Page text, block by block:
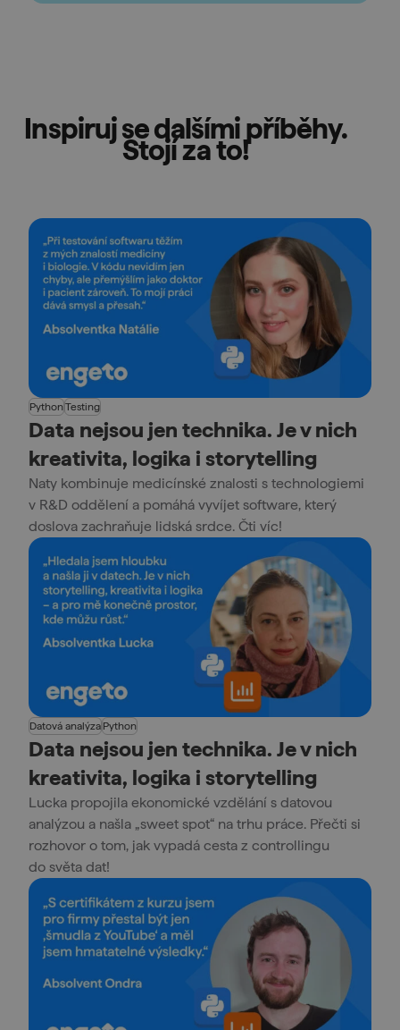
Inspiruj se dalšími příběhy.
Stojí za to!
Python Testing
Data nejsou jen technika. Je v nich
kreativita, logika i storytelling
Naty kombinuje medicínské znalosti s technologiemi
v R&D oddělení a pomáhá vyvíjet software, který
doslova zachraňuje lidská srdce. Čti víc!
Datová analýza Python
Data nejsou jen technika. Je v nich
kreativita, logika i storytelling
Lucka propojila ekonomické vzdělání s datovou
analýzou a našla „sweet spot“ na trhu práce. Přečti si
rozhovor o tom, jak vypadá cesta z controllingu
do světa dat!